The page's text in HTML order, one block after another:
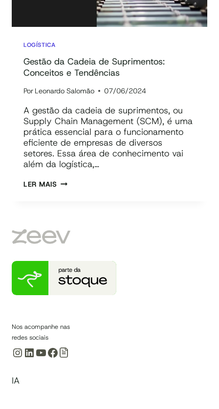
LOGÍSTICA
Gestão da Cadeia de Suprimentos:
Conceitos e Tendências
Por Leonardo Salomão 07/06/2024
A gestão da cadeia de suprimentos, ou
Supply Chain Management (SCM), é uma
prática essencial para o funcionamento
eficiente de empresas de diversos
setores. Essa área de conhecimento vai
além da logística,…
LER MAISGESTÃO
CONCEITOS
Nos acompanhe nas
redes sociais
Instagram
LinkedIn
Youtube
Facebook
IA